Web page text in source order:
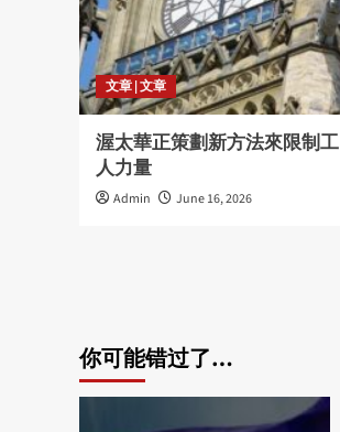
文章 | 文章
渥太華正策劃新方法來限制工
人力量
Admin June 16, 2026
你可能错过了…